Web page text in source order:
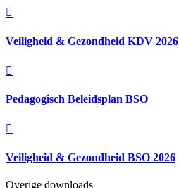

Veiligheid & Gezondheid KDV 2026

Pedagogisch Beleidsplan BSO

Veiligheid & Gezondheid BSO 2026
Overige downloads